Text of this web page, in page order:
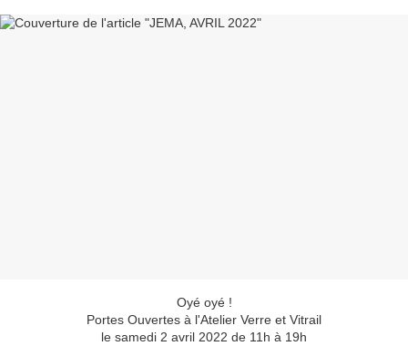
Oyé oyé !
Portes Ouvertes à l'Atelier Verre et Vitrail
le samedi 2 avril 2022 de 11h à 19h